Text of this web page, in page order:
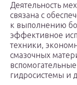
Деятельность
связана с
к выполнению
эффективное
техники,
смазочных
гидросистемы и